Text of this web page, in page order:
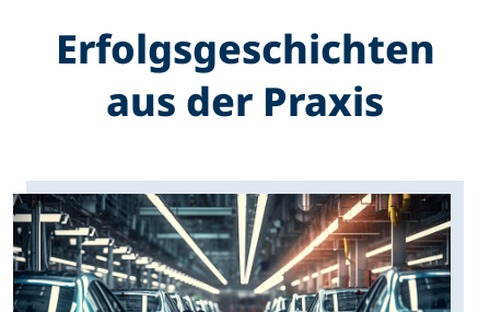
Erfolgs­geschichten
aus der Praxis